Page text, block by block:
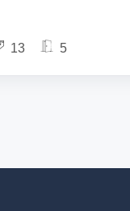
13 5